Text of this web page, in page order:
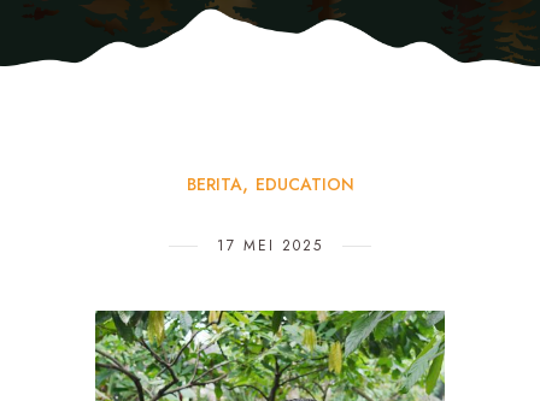
BERITA EDUCATION
17 MEI 2025